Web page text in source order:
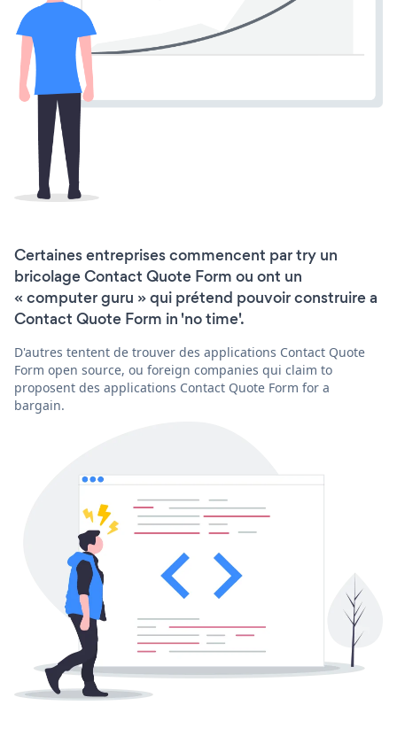
Certaines entreprises commencent par try un
bricolage Contact Quote Form ou ont un
« computer guru » qui prétend pouvoir construire a
Contact Quote Form in 'no time'.
D'autres tentent de trouver des applications Contact Quote
Form open source, ou foreign companies qui claim to
proposent des applications Contact Quote Form for a
bargain.